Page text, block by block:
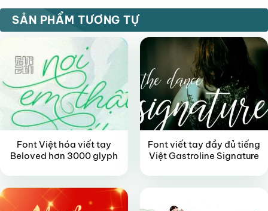
SẢN PHẨM TƯƠNG TỰ
FREE
Font Việt hóa viết tay
Beloved hơn 3000 glyph
FREE
Font viết tay đầy đủ tiếng
Việt Gastroline Signature
FREE VIP